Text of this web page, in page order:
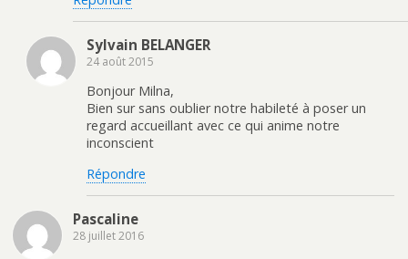
Sylvain BELANGER
24 août 2015
Bonjour Milna,
Bien sur sans oublier notre habileté à poser un
regard accueillant avec ce qui anime notre
inconscient
Répondre
Pascaline
28 juillet 2016